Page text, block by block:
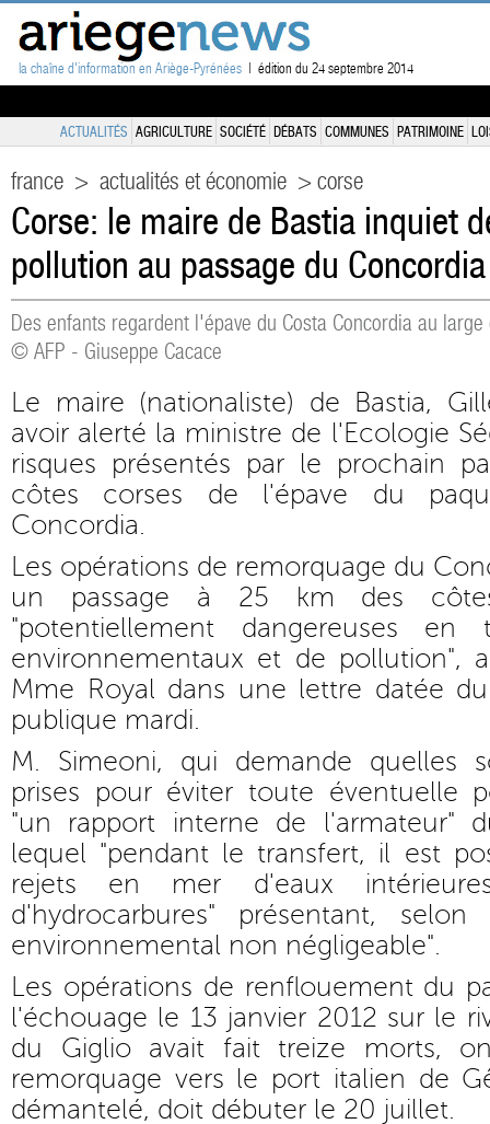
la chaîne d'information en Ariège-Pyrénées | édition du 24 septembre 2014
ACTUALITÉS AGRICULTURE SOCIÉTÉ DÉBATS COMMUNES PATRIMOINE
france > actualités et économie > corse
Corse: le maire de Bastia inquiet
pollution au passage du Concordia
Des enfants regardent l'épave du Costa Concordia au
© AFP - Giuseppe Cacace
Le maire (nationaliste) de Bastia,
avoir alerté la ministre de l'Ecologie
risques présentés par le prochain
côtes corses de l'épave du
Concordia.
Les opérations de remorquage du
un passage à 25 km des
"potentiellement dangereuses en
environnementaux et de pollution",
Mme Royal dans une lettre datée
publique mardi.
M. Simeoni, qui demande quelles
prises pour éviter toute éventuelle
"un rapport interne de l'armateur"
lequel "pendant le transfert, il est
rejets en mer d'eaux
d'hydrocarbures" présentant,
environnemental non négligeable".
Les opérations de renflouement du
l'échouage le 13 janvier 2012 sur le
du Giglio avait fait treize morts,
remorquage vers le port italien de
démantelé, doit débuter le 20 juillet.